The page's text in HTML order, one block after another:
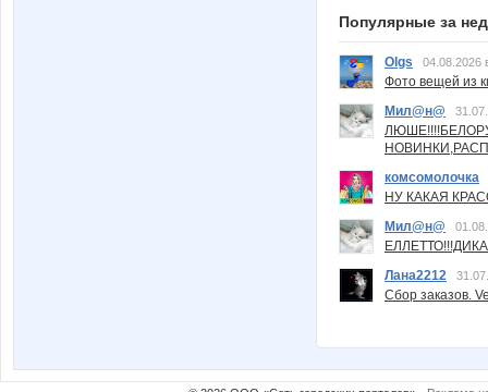
Популярные за
Olgs 04.08.2026
Фото вещей из
Мил@н@
комсомолочка
НУ КАКАЯ
Мил@н@
Лана2212
Сбор заказов.